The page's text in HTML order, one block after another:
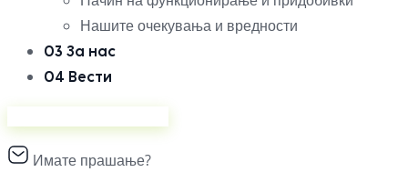
Нашите очекувања и вредности
03 За нас
04 Вести
Имате прашање?